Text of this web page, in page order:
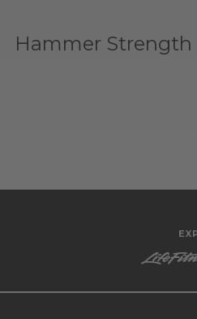
Hammer Strength